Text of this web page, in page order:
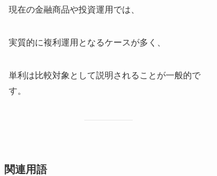
現在の金融商品や投資運用では、
実質的に複利運用となるケースが多く、
単利は比較対象として説明されることが一般的で
す。
関連用語